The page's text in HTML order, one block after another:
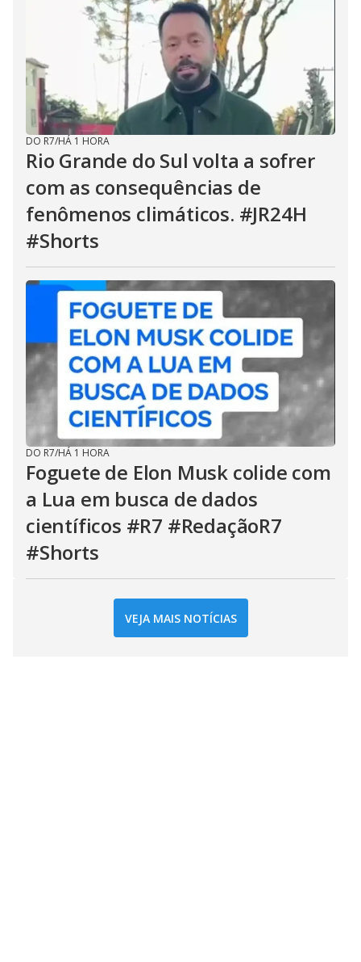
DO R7/HÁ 1 HORA
Rio Grande do Sul volta a sofrer
com as consequências de
fenômenos climáticos. #JR24H
#Shorts
DO R7/HÁ 1 HORA
Foguete de Elon Musk colide com
a Lua em busca de dados
científicos #R7 #RedaçãoR7
#Shorts
VEJA MAIS NOTÍCIAS